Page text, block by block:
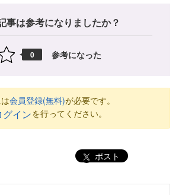
事は参考になりましたか？
0 参考になった
会員登録(無料)が必要です。
グインを行ってください。
ポスト